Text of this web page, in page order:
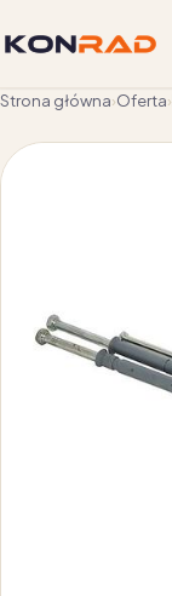
Strona główna›Oferta›